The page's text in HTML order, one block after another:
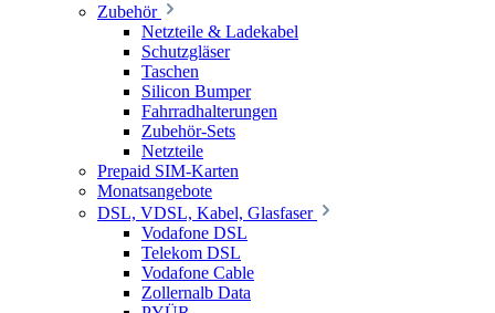
Zubehör
Netzteile & Ladekabel
Schutzgläser
Taschen
Silicon Bumper
Fahrradhalterungen
Zubehör-Sets
Netzteile
Prepaid SIM-Karten
Monatsangebote
DSL, VDSL, Kabel, Glasfaser
Vodafone DSL
Telekom DSL
Vodafone Cable
Zollernalb Data